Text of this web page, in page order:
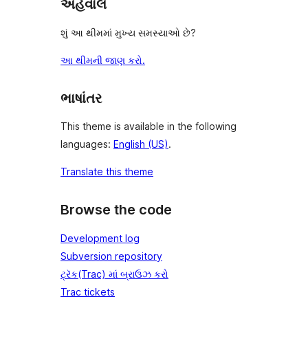
અહેવાલ
શું આ થીમમાં મુખ્ય સમસ્યાઓ છે?
આ થીમની જાણ કરો.
ભાષાંતર
This theme is available in the following
languages: English (US).
Translate this theme
Browse the code
Development log
Subversion repository
ટ્રૅક(Trac) માં બ્રાઉઝ કરો
Trac tickets